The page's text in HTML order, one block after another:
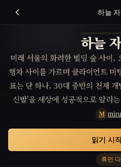
하늘
하늘
미래 서울의 화려한 빌딩 숲 사이,
행차 사이를 가르며 클라이언트 미
표는 단 하나, 30대 중반의 천재
신발'을 세상에 성공적으로 알리
아들의 돌발 행동으로 완벽하게
으로 흘러가기
M
휴먼
읽기 시